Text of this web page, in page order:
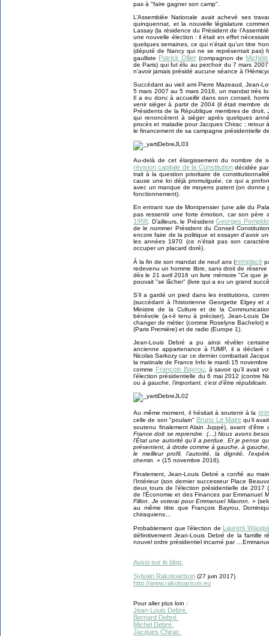
pas à "faire gagner son camp".
L’Assemblée Nationale avait achevé ses
quinquennat, et la nouvelle législature
Lassay (la résidence du Président de
une nouvelle élection : il était en effet
quelques semaines, ce qui n’était qu’un titre
(député de Nancy qui ne se représentait pas)
gaulliste Patrick Ollier (compagnon de
de Paris) qui fut élu au perchoir du 7 mars
n’avoir jamais présidé aucune séance à
Succédant au vieil ami Pierre Mazeaud, Jean-
5 mars 2007 au 5 mars 2016, un mandat très
Il a eu donc à accueillir dans son conseil,
venir siéger à partir de 2004 (il était membre
Présidents de la République membres de droit,
qui renoncèrent à siéger après quelques
procès et maladie pour Jacques Chirac ; retour
le financement de sa campagne présidentielle
Au-delà de cet élargissement du nombre de
révision capitale de la Constitutiondécidée par
trait à la question prioritaire de
cause une loi déjà promulguée, ce qui a
avec un manque de moyens patent (on
fonctionnement).
En entrant rue de Montpensier (une aile du
pas ressentir une forte émotion, car son
1958 . D’ailleurs, le PrésidentGeorges
de le nommer Président du Conseil
encore faire de la politique et essayer d’avoir
les années 1970 (ce n’était pas son
occuper un placard doré).
À la fin de son mandat de neuf ans (remplacé
redevenu un homme libre, sans droit de
dès le 21 avril 2016 un livre mémoire "Ce que
pouvait "se lâcher" (livre qui a eu un grand
S’il a gardé un pied dans les institutions,
(succédant à l’historienne Georgette Elgey et
Ministre de la Culture et de la
bénévole (a-t-il tenu à préciser), Jean-Louis
changer de métier (comme Roselyne Bachelot)
(Paris Première) et de radio (Europe 1).
Jean-Louis Debré a pu ainsi révéler
ancienne appartenance à l’UMP, il a
Nicolas Sarkozy car ce dernier combattait
la matinale de France Info le mardi 15
comme François Bayrou, à savoir qu’il avait
l’élection présidentielle du 6 mai 2012 (contre
ou à gauche, l’important, c’est d’être
Au même moment, il hésitait à soutenir à la
celle de son "poulain" Bruno Le Mairequ’il
soutenu finalement Alain Juppé), avant
France doit se reprendre. (…) Nous avons
l’État une autorité qu’il a perdue. Et je pense
présentent, à droite comme à gauche, à
le meilleur profil, l’autorité, la dignité,
chemin. » (15 novembre 2016).
Finalement, Jean-Louis Debré a confié au
l’Intérieur (son dernier successeur Place
deux tours de l’élection présidentielle de
de l’Économie et des Finances par Emmanuel
Fillon. Je voterai pour Emmanuel Macron. »
au même titre que François Bayrou,
chiraquiens…
Probablement que l’élection de Laurent
définitivement Jean-Louis Debré de la famille
nouvel ordre présidentiel incarné par
Aussi sur le blog.
Sylvain Rakotoarison (27 juin 2017)
http://www.rakotoarison.eu
Pour aller plus loin :
Jean-Louis Debré.
Bernard Debré.
Michel Debré.
Jacques Chirac.